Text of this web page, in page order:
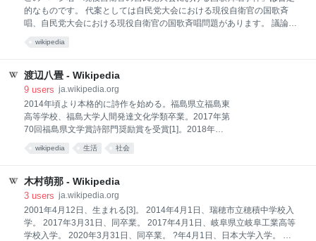
め過去に東京都議会等でも問題として取り上げられて
いるが[6]、2024年現在も解決には至っていない。
的なものです。 代案としては自民党大会における現役自衛官の国歌斉
唱、自民党大会における現役自衛官の国歌斉唱問題があります。 議論は
ディアにおける独立記事作成の目安を満たしていないおそれがありま
できる二次資料を求めています。なお、適合することが証明できない場
合には、記事は統合されるか、リダイレクトに置き換えられるか、さも
なくば削除される可能性があります。 出典検索?: "現役自衛官の自民党
大会における国歌斉唱事件" – ニュース · 書籍 · スカラー · CiNii · J-
STAGE · NDL · dlib.jp · ジャパンサーチ · TWL (2026年4月)
wikipedia
渡辺八畳 - Wikipedia
9 users ja.wikipedia.org
2014年頃より本格的に詩作を始める。福島県立福島東
高等学校、福島大学人間発達文化学類卒業。2017年第
70回福島県文学賞詩部門奨励賞を受賞[1]。2018年、
「詩と思想」現代詩の新鋭に選出。同年から2年間、
詩の投稿サイト「B-REVIEW」の運営に携わる[2]。
ト賞を受賞。2023年、第19回文芸思潮現代詩賞奨励賞
を受賞[3]。個人サークル「自然体同好会」としてコミ
ックマーケットなど各種同人即売会にも参加する[1]。
詩誌『BONE』主催[3]。2025年、自身初の商業出版で
ある詩集『唇に磁石』を上梓[4]。2026年2月、第一詩
wikipedia 生活 社会
木村萌那 - Wikipedia
3 users ja.wikipedia.org
2001年4月12日、生まれる[3]。 2014年4月1日、瑞穂市立穂積中学校入
学。 2017年3月31日、同卒業。 2017年4月1日、岐阜県立岐阜工業高等
学校入学。 2020年3月31日、同卒業。 ?年4月1日、日本大学入学。 小